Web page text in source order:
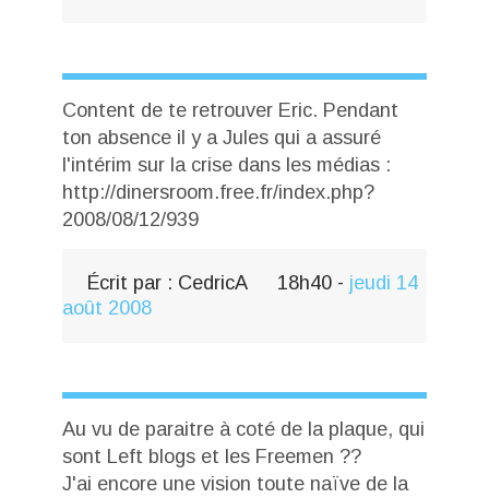
Content de te retrouver Eric. Pendant
ton absence il y a Jules qui a assuré
l'intérim sur la crise dans les médias :
http://dinersroom.free.fr/index.php?
2008/08/12/939
Écrit par : CedricA 18h40 - jeudi 14
août 2008
Au vu de paraitre à coté de la plaque, qui
sont Left blogs et les Freemen ??
J'ai encore une vision toute naïve de la